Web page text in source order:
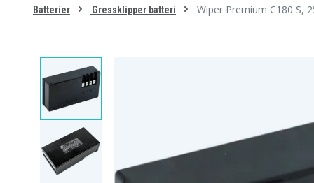
Batterier Gressklipper batteri Wiper Premium C180 S,